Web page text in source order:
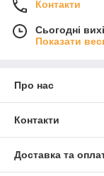
Контакти
Сьогодні
Показати
Про нас
Контакти
Доставка та